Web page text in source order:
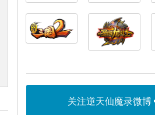
关注逆天仙魔录微博